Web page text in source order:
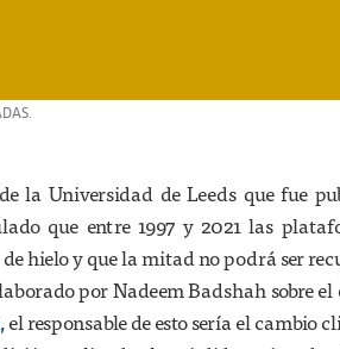
la Universidad de Leeds que fue
que entre 1997 y 2021 las
hielo y que la mitad no podrá ser
por Nadeem Badshah sobre
, el responsable de esto sería el cambio